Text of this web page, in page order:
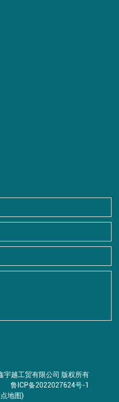
越工贸有限公司 版权所有
鲁ICP备2022027624号-1
地图)